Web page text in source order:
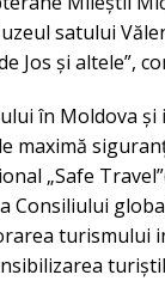
satului
Jos și altele”,
în Moldova
maximă
„Safe
Consiliului